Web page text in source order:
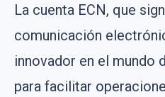
La cuenta ECN, que
comunicación
innovador en el mundo
para facilitar